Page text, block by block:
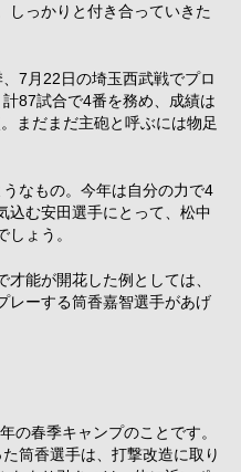
しっかりと付き合っていきた
7月22日の埼玉西武戦でプロ
87試合で4番を務め、成績は
まだまだ主砲と呼ぶには物足
なもの。今年は自分の力で4
込む安田選手にとって、松中
ょう。
能が開花した例としては、
レーする筒香嘉智選手があげ
春季キャンプのことです。
筒香選手は、打撃改造に取り